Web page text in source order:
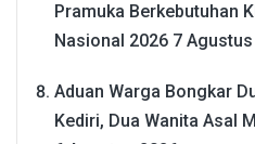
Pramuka Berkebutuhan
Nasional 2026 7
Aduan Warga Bongkar
Kediri, Dua Wanita Asal